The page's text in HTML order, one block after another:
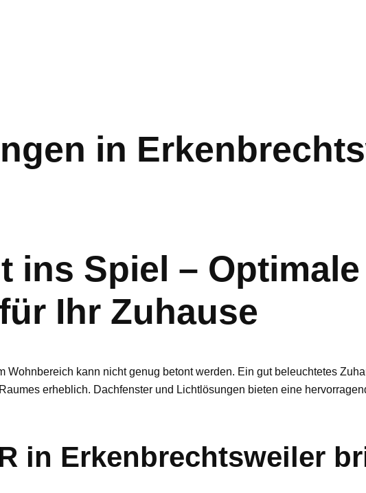
in
ins Spiel – Optimale
Ihr Zuhause
kann nicht genug betont werden. Ein gut beleuchtetes
erheblich. Dachfenster und Lichtlösungen bieten eine
in Erkenbrechtsweiler